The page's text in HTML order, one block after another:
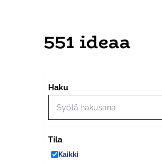
551 ideaa
Haku
Tila
Kaikki